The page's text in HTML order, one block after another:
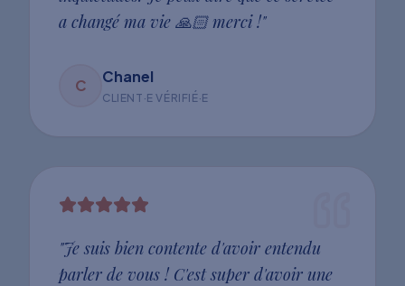
a changé ma vie 🙏🏻 merci !"
C Chanel
CLIENT·E VÉRIFIÉ·E
"Je suis bien contente d'avoir entendu
parler de vous ! C'est super d'avoir une